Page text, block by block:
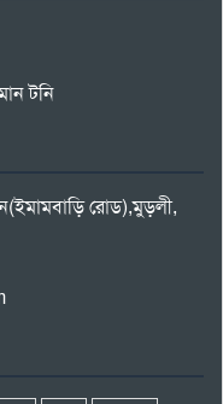
টনি
রোড),মুড়লী,